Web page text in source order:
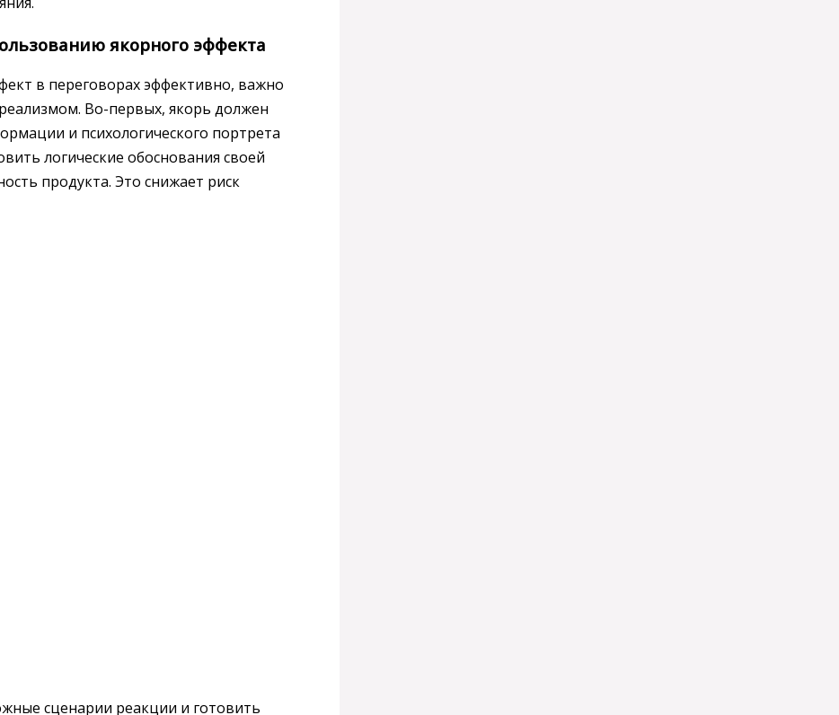
якорного эффекта
в переговорах эффективно, важно
Во-первых, якорь должен
и психологического портрета
логические обоснования своей
продукта. Это снижает риск
сценарии реакции и готовить